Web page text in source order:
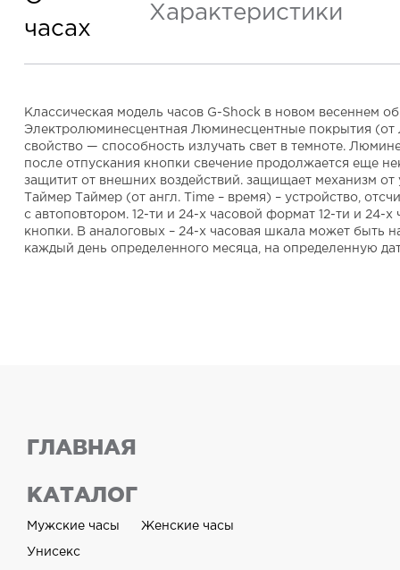
часах
Характеристики
Классическая модель часов G-Shock в новом весеннем
Электролюминесцентная Люминесцентные покрытия (от
свойство — способность излучать свет в темноте.
после отпускания кнопки свечение продолжается еще
защитит от внешних воздействий. защищает механизм от
Таймер Таймер (от англ. Time – время) – устройство,
с автоповтором. 12-ти и 24-х часовой формат 12-ти и
кнопки. В аналоговых – 24-х часовая шкала может быть
каждый день определенного месяца, на определенную
ГЛАВНАЯ
КАТАЛОГ
Мужские часы Женские часы
Унисекс